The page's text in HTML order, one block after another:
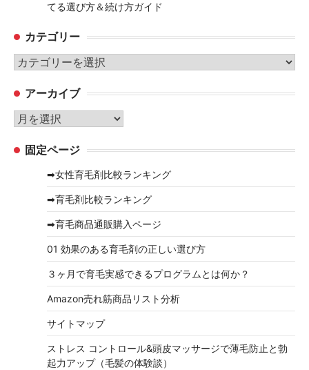
てる選び方＆続け方ガイド
カテゴリー
カ
ゴ
リ
ー
アーカイブ
ア
カ 固定ページ
➡女性育毛剤比較ランキング
➡育毛剤比較ランキング
➡育毛商品通販購入ページ
01 効果のある育毛剤の正しい選び方
３ヶ月で育毛実感できるプログラムとは何か？
Amazon売れ筋商品リスト分析
サイトマップ
ストレス コントロール&頭皮マッサージで薄毛防止と勃
起力アップ（毛髪の体験談）